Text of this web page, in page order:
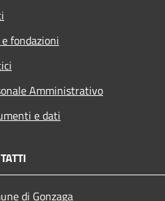
fondazioni
Amministrativo
e dati
di Gonzaga